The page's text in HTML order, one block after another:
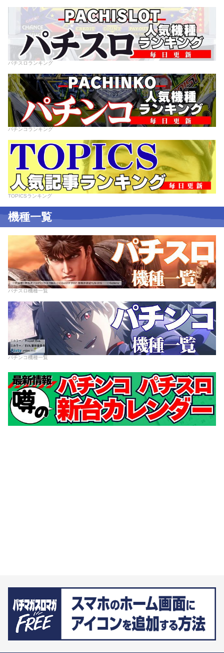
パチスロランキング
パチンコランキング
TOPICSランキング
機種一覧
パチスロ機種一覧
パチンコ機種一覧